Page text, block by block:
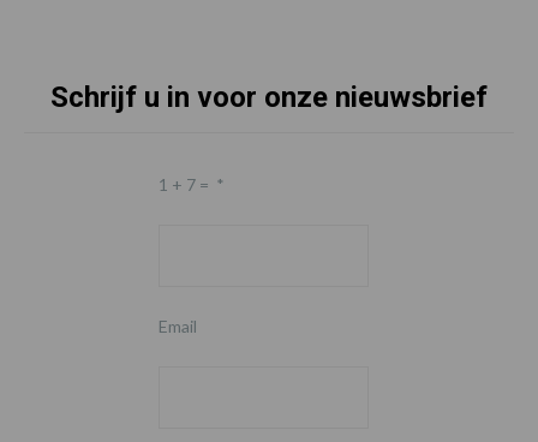
Schrijf u in voor onze nieuwsbrief
1 + 7 = *
Email